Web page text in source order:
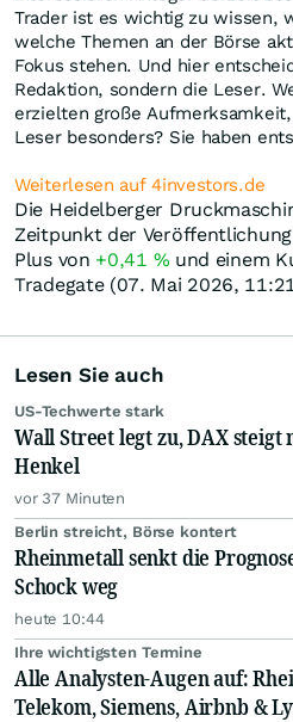
Trader ist es wichtig zu wissen,
welche Themen an der Börse
Fokus stehen. Und hier
Redaktion, sondern die Leser.
erzielten große
Leser besonders? Sie haben
Weiterlesen auf 4investors.de
Die Heidelberger
Zeitpunkt der
Plus von +0,41 % und einem
Tradegate (07. Mai 2026,
Lesen Sie auch
US-Techwerte stark
Wall Street legt zu, DAX steigt
Henkel
vor 37 Minuten
Berlin streicht, Börse kontert
Rheinmetall senkt die
Schock weg
heute 10:44
Ihre wichtigsten Termine
Alle Analysten-Augen auf:
Telekom, Siemens, Airbnb &